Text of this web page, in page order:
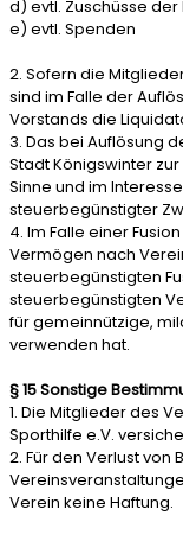
d) evtl. Zuschüsse
e) evtl. Spenden
2. Sofern die
sind im Falle der
Vorstands die
3. Das bei Auflösung
Stadt Königswinter
Sinne und im
steuerbegünstigter
4. Im Falle einer
Vermögen nach
steuerbegünstigten
steuerbegünstigten
für gemeinnützige,
verwenden hat.
§ 15 Sonstige
1. Die Mitglieder des
Sporthilfe e.V.
2. Für den Verlust
Verein keine Haftung.